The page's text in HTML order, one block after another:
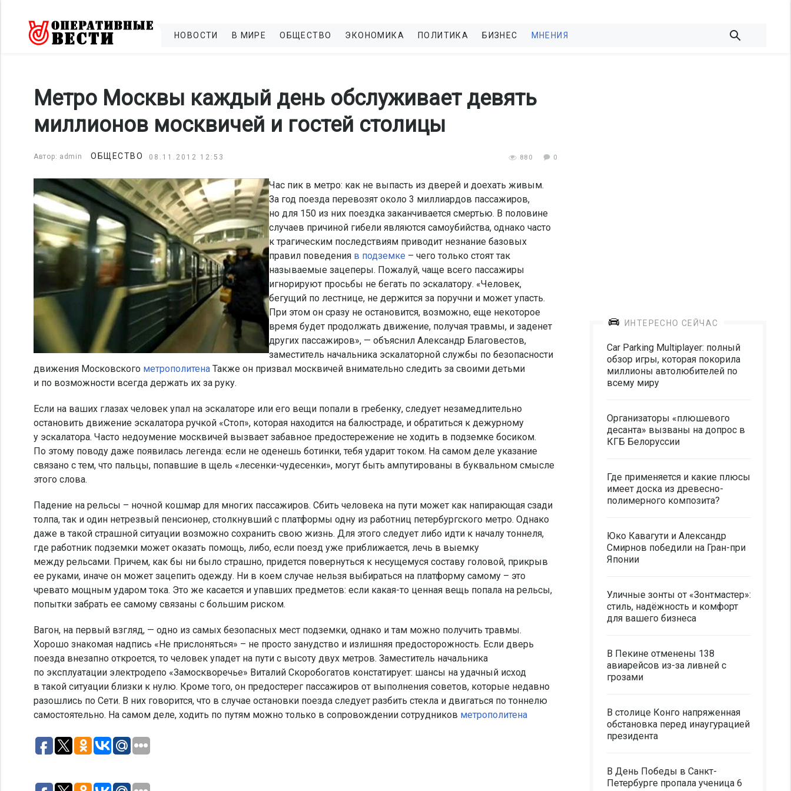
НОВОСТИ В МИРЕ ОБЩЕСТВО ЭКОНОМИКА ПОЛИТИКА БИЗНЕС МНЕНИЯ
Метро Москвы каждый день обслуживает девять
миллионов москвичей и гостей столицы
Автор: admin ОБЩЕСТВО 08.11.2012 12:53 880 0
Час пик в метро: как не выпасть из дверей и доехать живым.
За год поезда перевозят около 3 миллиардов пассажиров,
но для 150 из них поездка заканчивается смертью. В половине
случаев причиной гибели являются самоубийства, однако часто
к трагическим последствиям приводит незнание базовых
правил поведения в подземке – чего только стоят так
называемые зацеперы. Пожалуй, чаще всего пассажиры
игнорируют просьбы не бегать по эскалатору. «Человек,
бегущий по лестнице, не держится за поручни и может упасть.
При этом он сразу не остановится, возможно, еще некоторое
время будет продолжать движение, получая травмы, и заденет
других пассажиров», — объяснил Александр Благовестов,
заместитель начальника эскалаторной службы по безопасности
движения Московского метрополитена Также он призвал москвичей внимательно следить за своими детьми
и по возможности всегда держать их за руку.
Если на ваших глазах человек упал на эскалаторе или его вещи попали в гребенку, следует незамедлительно
остановить движение эскалатора ручкой «Стоп», которая находится на балюстраде, и обратиться к дежурному
у эскалатора. Часто недоумение москвичей вызвает забавное предостережение не ходить в подземке босиком.
По этому поводу даже появилась легенда: если не оденешь ботинки, тебя ударит током. На самом деле указание
связано с тем, что пальцы, попавшие в щель «лесенки-чудесенки», могут быть ампутированы в буквальном смысле
этого слова.
Падение на рельсы – ночной кошмар для многих пассажиров. Сбить человека на пути может как напирающая сзади
толпа, так и один нетрезвый пенсионер, столкнувший с платформы одну из работниц петербургского метро. Однако
даже в такой страшной ситуации возможно сохранить свою жизнь. Для этого следует либо идти к началу тоннеля,
где работник подземки может оказать помощь, либо, если поезд уже приближается, лечь в выемку
между рельсами. Причем, как бы ни было страшно, придется повернуться к несущемуся составу головой, прикрыв
ее руками, иначе он может зацепить одежду. Ни в коем случае нельзя выбираться на платформу самому – это
чревато мощным ударом тока. Это же касается и упавших предметов: если какая-то ценная вещь попала на рельсы,
попытки забрать ее самому связаны с большим риском.
Вагон, на первый взгляд, — одно из самых безопасных мест подземки, однако и там можно получить травмы.
Хорошо знакомая надпись «Не прислоняться» – не просто занудство и излишняя предосторожность. Если дверь
поезда внезапно откроется, то человек упадет на пути с высоту двух метров. Заместитель начальника
по эксплуатации электродепо «Замоскворечье» Виталий Скоробогатов констатирует: шансы на удачный исход
в такой ситуации близки к нулю. Кроме того, он предостерег пассажиров от выполнения советов, которые недавно
разошлись по Сети. В них говорится, что в случае остановки поезда следует разбить стекла и двигаться по тоннелю
самостоятельно. На самом деле, ходить по путям можно только в сопровождении сотрудников метрополитена
ИНТЕРЕСНО СЕЙЧАС
Car Parking Multiplayer: полный
обзор игры, которая покорила
миллионы автолюбителей по
всему миру
Организаторы «плюшевого
десанта» вызваны на допрос в
КГБ Белоруссии
Где применяется и какие плюсы
имеет доска из древесно-
полимерного композита?
Юко Кавагути и Александр
Смирнов победили на Гран-при
Японии
Уличные зонты от «Зонтмастер»:
стиль, надёжность и комфорт
для вашего бизнеса
В Пекине отменены 138
авиарейсов из-за ливней с
грозами
В столице Конго напряженная
обстановка перед инаугурацией
президента
В День Победы в Санкт-
Петербурге пропала ученица 6